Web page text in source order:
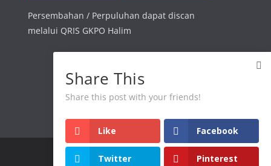
Persembahan / Perpuluhan dapat discan
melalui QRIS GKPO Halim
Share This
Share this post with your friends!
Like Facebook
Twitter Pinterest